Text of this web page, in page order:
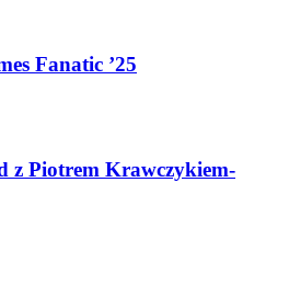
Fanatic ’25
z Piotrem Krawczykiem-